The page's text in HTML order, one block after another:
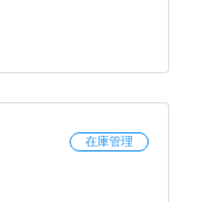
在庫管理